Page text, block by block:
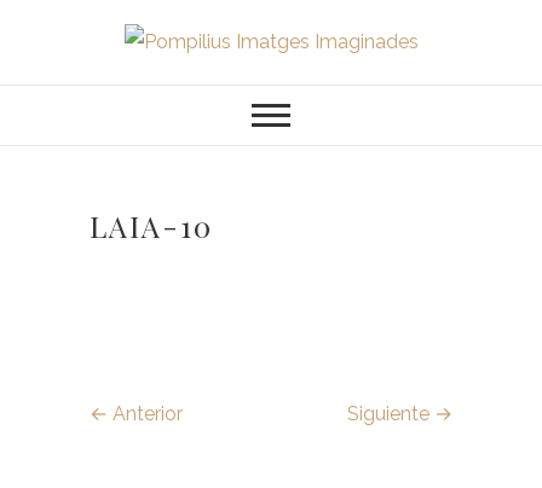
contenido
Pompilius
Imatges
Imaginades
LAIA-10
← Anterior Siguiente →